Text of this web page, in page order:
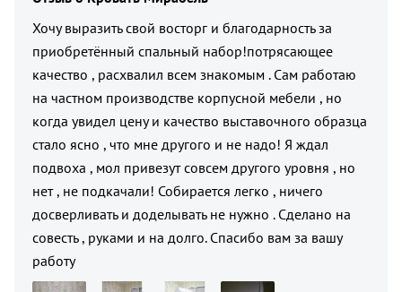
Хочу выразить свой восторг и благодарность за
приобретённый спальный набор!потрясающее
качество , расхвалил всем знакомым . Сам работаю
на частном производстве корпусной мебели , но
когда увидел цену и качество выставочного образца
стало ясно , что мне другого и не надо! Я ждал
подвоха , мол привезут совсем другого уровня , но
нет , не подкачали! Собирается легко , ничего
досверливать и доделывать не нужно . Сделано на
совесть , руками и на долго. Спасибо вам за вашу
работу